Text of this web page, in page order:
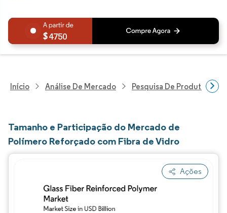
4750
Início Análise De Mercado Pesquisa De Produtos
Tamanho e Participação do Mercado de
Polímero Reforçado com Fibra de Vidro
Ações